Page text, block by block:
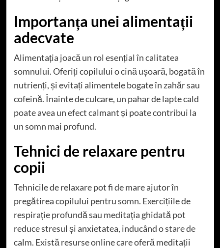
Importanța unei alimentații
adecvate
Alimentația joacă un rol esențial în calitatea
somnului. Oferiți copilului o cină ușoară, bogată în
nutrienți, și evitați alimentele bogate în zahăr sau
cofeină. Înainte de culcare, un pahar de lapte cald
poate avea un efect calmant și poate contribui la
un somn mai profund.
Tehnici de relaxare pentru
copii
Tehnicile de relaxare pot fi de mare ajutor în
pregătirea copilului pentru somn. Exercițiile de
respirație profundă sau meditația ghidată pot
reduce stresul și anxietatea, inducând o stare de
calm. Există resurse online care oferă meditații